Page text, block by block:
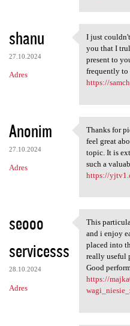
shanu
27.10.2024
Adres
I just
I just
you that I
present to
frequently to
https://
Anonim
27.10.2024
Adres
Thanks
Thanks for
feel great
topic. It is
such a
https://
seooo
servicesss
28.10.2024
Adres
This
This
and i enjoy
placed into
really useful
Good
https://